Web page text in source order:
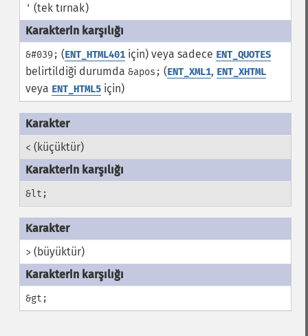
' (tek tırnak)
&#039; (ENT_HTML401için) veya sadece ENT_QUOTES
belirtildiği durumda &apos; (ENT_XML1, ENT_XHTML
veya ENT_HTML5için)
< (küçüktür)
&lt;
>(büyüktür)
&gt;